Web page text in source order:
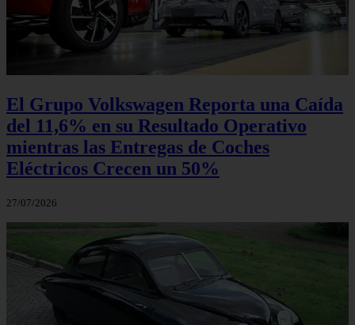
El Grupo Volkswagen Reporta una Caída
del 11,6% en su Resultado Operativo
mientras las Entregas de Coches
Eléctricos Crecen un 50%
27/07/2026